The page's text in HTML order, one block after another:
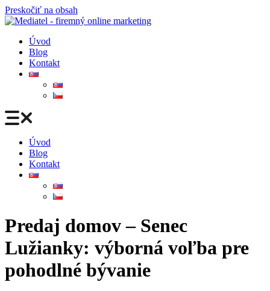
Preskočiť na obsah
Úvod
Blog
Kontakt
Úvod
Blog
Kontakt
Predaj domov – Senec
Lužianky: výborná voľba pre
pohodlné bývanie